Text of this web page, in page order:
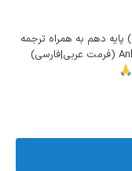
لغات عربی کلیدی ۱۲ درس کتاب دین و زندگی (۱) پایه دهم به همراه ترجمه
فارسی، در قالب فلش‌کارت مناسب برای نرم‌افزار Anki (فرمت عربی|فارسی)
🙏